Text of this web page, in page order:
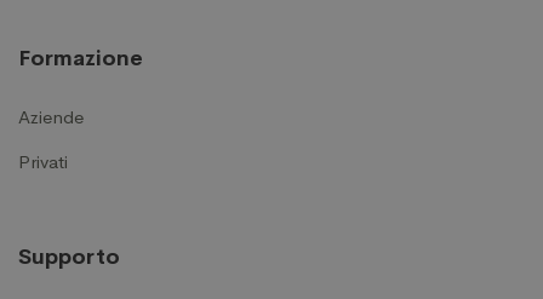
Formazione
Aziende
Privati
Supporto